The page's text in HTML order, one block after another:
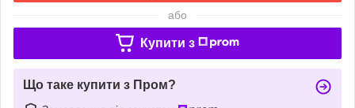
або
Купити з
Що таке купити з Пром?